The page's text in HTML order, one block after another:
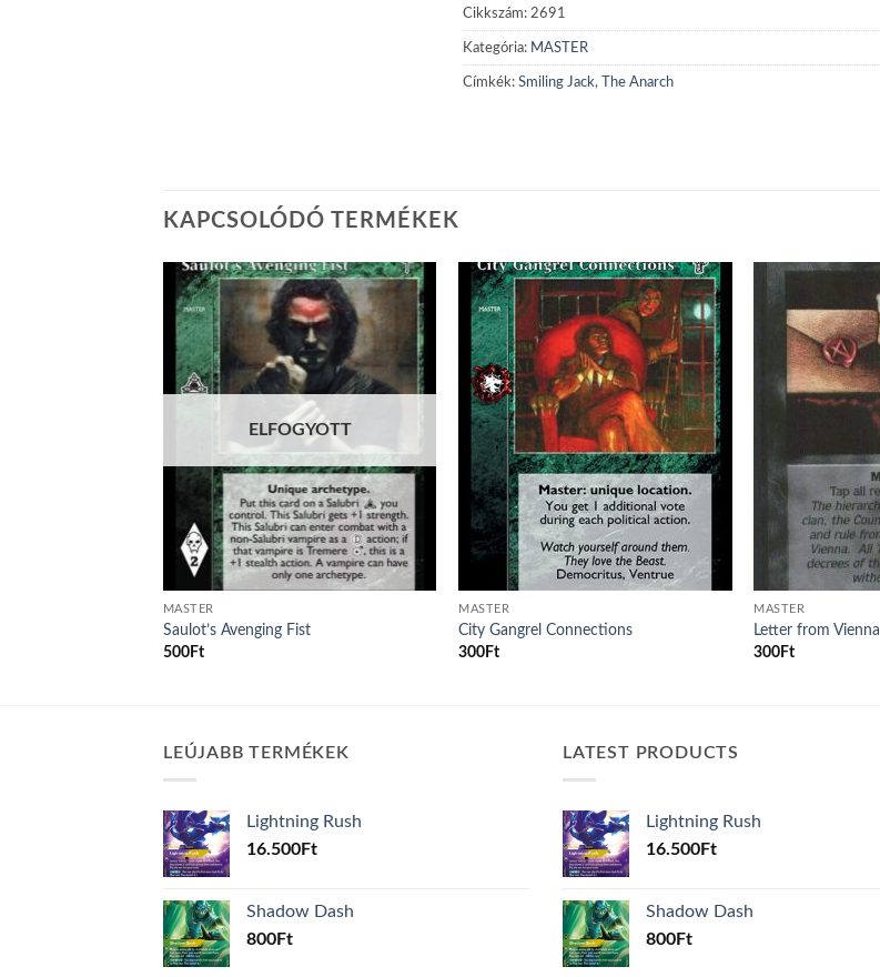
Cikkszám: 2691
Kategória: MASTER
Címkék: Smiling Jack, The Anarch
KAPCSOLÓDÓ TERMÉKEK
ELFOGYOTT
MASTER
Saulot’s Avenging Fist
500Ft
Add to
wishlist
MASTER
City Gangrel Connections
300 Ft
MASTER
Letter from Vienna
300 Ft
LEÚJABB TERMÉKEK
Lightning Rush
16.500Ft
Shadow Dash
800Ft
LATEST PRODUCTS
Lightning Rush
16.500Ft
Shadow Dash
800Ft